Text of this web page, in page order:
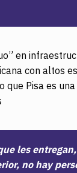
en
con altos
Pisa es
les
no hay